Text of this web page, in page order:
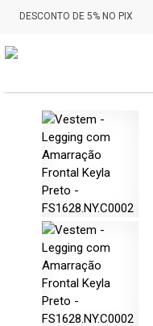
DESCONTO DE 5% NO PIX